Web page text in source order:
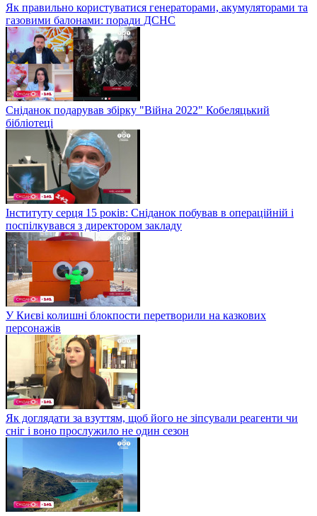
Як правильно користуватися генераторами, акумуляторами та
газовими балонами: поради ДСНС
Сніданок подарував збірку "Війна 2022" Кобеляцький
бібліотеці
Інституту серця 15 років: Сніданок побував в операційній і
поспілкувався з директором закладу
У Києві колишні блокпости перетворили на казкових
персонажів
Як доглядати за взуттям, щоб його не зіпсували реагенти чи
сніг і воно прослужило не один сезон